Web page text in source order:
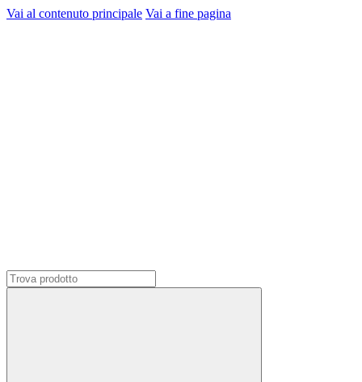
Vai al contenuto principale Vai a fine pagina